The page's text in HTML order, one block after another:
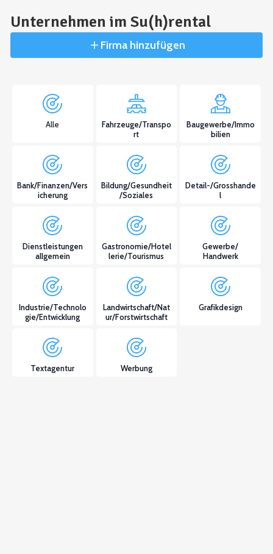
Unternehmen im Su(h)rental
Firma hinzufügen
Alle
Fahrzeuge/Transpo
rt
Baugewerbe/Immo
bilien
Bank/Finanzen/Vers
icherung
Bildung/Gesundheit
/Soziales
Detail-/Grosshande
l
Dienstleistungen
allgemein
Gastronomie/Hotel
lerie/Tourismus
Gewerbe/
Handwerk
Industrie/Technolo
gie/Entwicklung
Landwirtschaft/Nat
ur/Forstwirtschaft
Grafikdesign
Textagentur Werbung